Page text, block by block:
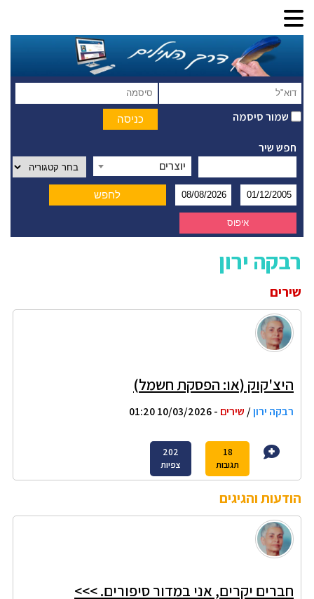
שמור סיסמה
חפש שיר
יוצרים
רבקה ירון
שירים
היצ'קוק (או: הפסקת חשמל)
רבקה ירון/ שירים - 10/03/2026 01:20
18
תגובות
202
צפיות
הודעות והגיגים
חברים יקרים, אני במדור סיפורים. >>>